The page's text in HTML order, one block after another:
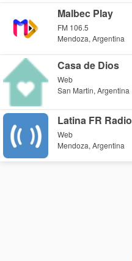
Malbec Play
FM 106.5
Mendoza, Argentina
Casa de Dios
Web
San Martin, Argentina
Latina FR Radio
Web
Mendoza, Argentina